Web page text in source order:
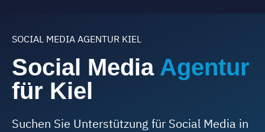
SOCIAL MEDIA AGENTUR KIEL
Social Media Agentur
für Kiel
Suchen Sie Unterstützung für Social Media in